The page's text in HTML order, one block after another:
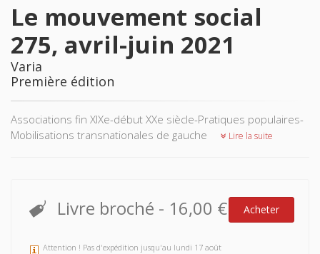
Le mouvement social
275, avril-juin 2021
Varia
Première édition
Associations fin XIXe-début XXe siècle-Pratiques populaires-
Mobilisations transnationales de gauche
Lire la suite
Livre broché - 16,00 € Acheter
Attention ! Pas d'expédition jusqu'au lundi 17 août